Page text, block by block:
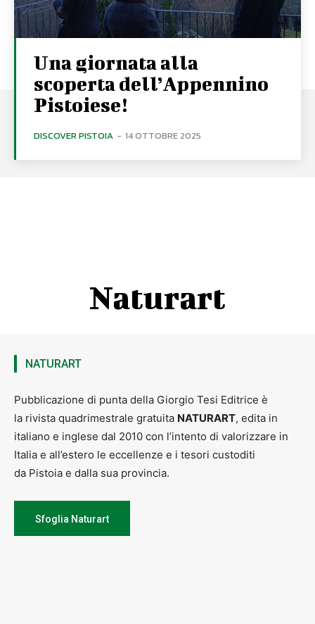
Una giornata alla
scoperta dell’Appennino
Pistoiese!
DISCOVER PISTOIA - 14 OTTOBRE 2025
Naturart
NATURART
Pubblicazione di punta della Giorgio Tesi Editrice è
la rivista quadrimestrale gratuita NATURART, edita in
italiano e inglese dal 2010 con l’intento di valorizzare in
Italia e all’estero le eccellenze e i tesori custoditi
da Pistoia e dalla sua provincia.
Sfoglia Naturart